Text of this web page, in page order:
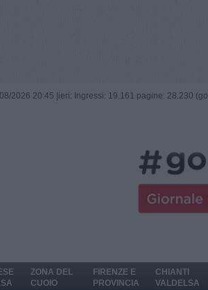
2026 20:45 | ieri: Ingressi: 19.161 pagine: 28.230
ZONA DEL
CUOIO
FIRENZE E
PROVINCIA
CHIANTI
VALDELSA